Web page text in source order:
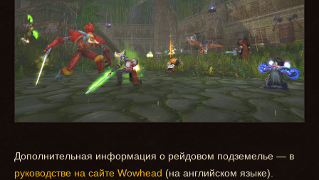
Дополнительная информация о рейдовом подземелье — в
руководстве на сайте Wowhead (на английском языке).